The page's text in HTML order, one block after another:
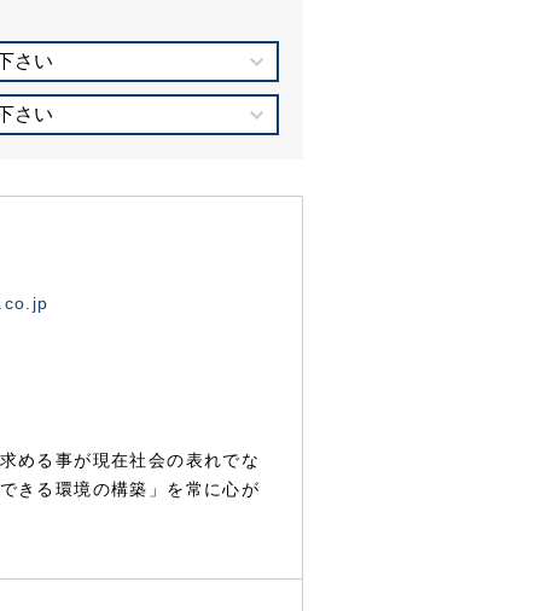
さい
さい
める事が現在社会の表れでな
きる環境の構築」を常に心が